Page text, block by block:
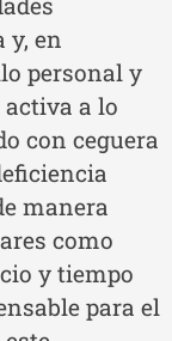
y, en
personal y
a lo
con ceguera
manera
como
y tiempo
para el